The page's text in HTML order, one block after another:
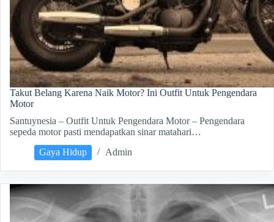
Takut Belang Karena Naik Motor? Ini Outfit Untuk Pengendara
Motor
Santuynesia – Outfit Untuk Pengendara Motor – Pengendara
sepeda motor pasti mendapatkan sinar matahari…
Gaya Hidup
Admin